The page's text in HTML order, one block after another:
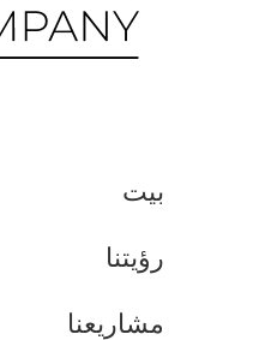
بيت
رؤيتنا
مشاريعنا